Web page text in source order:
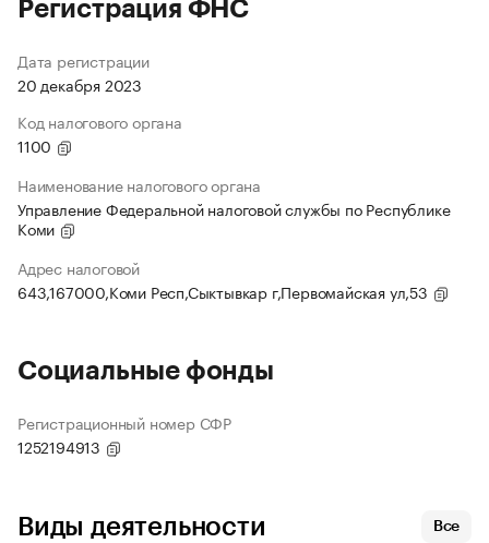
Регистрация ФНС
Дата регистрации
20 декабря 2023
Код налогового органа
1100
Наименование налогового органа
Управление Федеральной налоговой службы по Республике
Коми
Адрес налоговой
643,167000,Коми Респ,Сыктывкар г,Первомайская ул,53
Социальные фонды
Регистрационный номер СФР
1252194913
Виды деятельности Все